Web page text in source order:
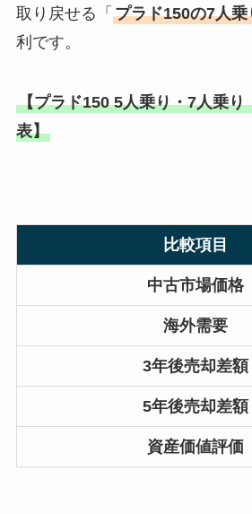
取り戻せる「 プラド150の7人乗
利です。
【プラド150 5人乗り・7人乗り
表】
比較項目
中古市場価格
海外需要
3年後売却差額
5年後売却差額
資産価値評価